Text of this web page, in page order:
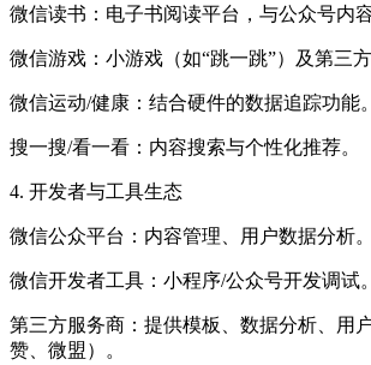
微信读书：电子书阅读平台，与公众号内容
微信游戏：小游戏（如“跳一跳”）及第三方
微信运动/健康：结合硬件的数据追踪功能。
搜一搜/看一看：内容搜索与个性化推荐。
4. 开发者与工具生态
微信公众平台：内容管理、用户数据分析。
微信开发者工具：小程序/公众号开发调试。
第三方服务商：提供模板、数据分析、用
赞、微盟）。